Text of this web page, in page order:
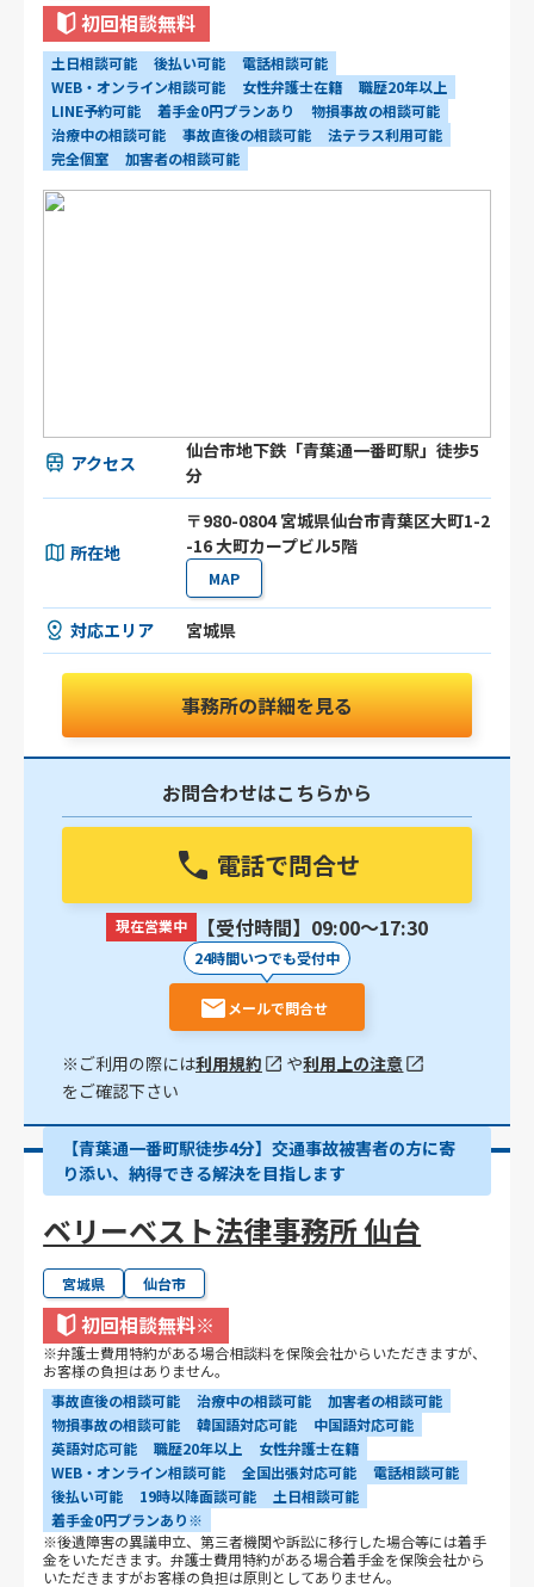
初回相談無料
土日相談可能 後払い可能
電話相談可能
WEB・オンライン相談可能
女性弁護士在籍
職歴20年以上
LINE予約可能
着手金0円プランあり
物損事故の相談可能
治療中の相談可能
事故直後の相談可能
法テラス利用可能
完全個室
加害者の相談可能
アクセス
仙台市地下鉄「青葉通一番町駅」徒歩5
分
所在地
〒980-0804 宮城県仙台市青葉区大町1-2
-16 大町カープビル5階
MAP
対応エリア 宮城県
事務所の詳細を見る
お問合わせはこちらから
電話で問合せ
現在営業中 【受付時間】09:00〜17:30
24時間いつでも受付中
メールで問合せ
※ご利用の際には利用規約 や利用上の注意
をご確認下さい
【青葉通一番町駅徒歩4分】交通事故被害者の方に寄
り添い、納得できる解決を目指します
ベリーベスト法律事務所 仙台
宮城県 仙台市
初回相談無料※
※弁護士費用特約がある場合相談料を保険会社からいただきますが、
お客様の負担はありません。
事故直後の相談可能
治療中の相談可能
加害者の相談可能
物損事故の相談可能
韓国語対応可能
中国語対応可能
英語対応可能
職歴20年以上
女性弁護士在籍
WEB・オンライン相談可能
全国出張対応可能
電話相談可能
後払い可能
19時以降面談可能
土日相談可能
着手金0円プランあり※
※後遺障害の異議申立、第三者機関や訴訟に移行した場合等には着手
金をいただきます。弁護士費用特約がある場合着手金を保険会社から
いただきますがお客様の負担は原則としてありません。